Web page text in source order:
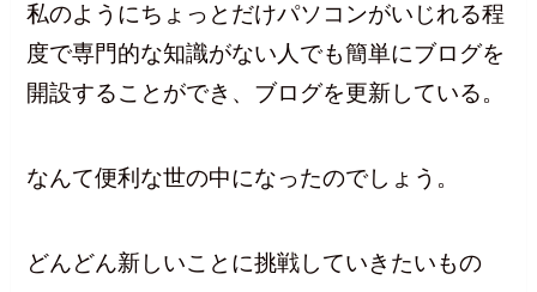
私のようにちょっとだけパソコンがいじれる程
度で専門的な知識がない人でも簡単にブログを
開設することができ、ブログを更新している。
なんて便利な世の中になったのでしょう。
どんどん新しいことに挑戦していきたいもの